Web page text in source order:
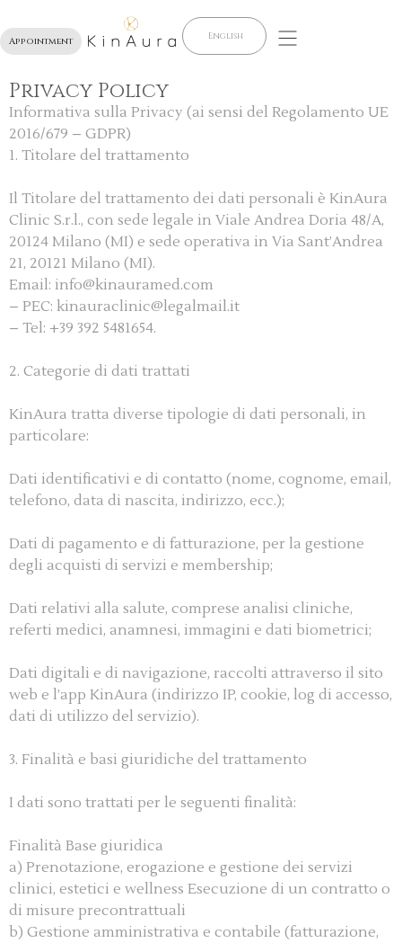
Appointment English
Privacy Policy
Informativa sulla Privacy (ai sensi del Regolamento UE
2016/679 – GDPR)
1. Titolare del trattamento
Il Titolare del trattamento dei dati personali è KinAura
Clinic S.r.l., con sede legale in Viale Andrea Doria 48/A,
20124 Milano (MI) e sede operativa in Via Sant’Andrea
21, 20121 Milano (MI).
Email: info@kinauramed.com
– PEC: kinauraclinic@legalmail.it
– Tel: +39 392 5481654.
2. Categorie di dati trattati
KinAura tratta diverse tipologie di dati personali, in
particolare:
Dati identificativi e di contatto (nome, cognome, email,
telefono, data di nascita, indirizzo, ecc.);
Dati di pagamento e di fatturazione, per la gestione
degli acquisti di servizi e membership;
Dati relativi alla salute, comprese analisi cliniche,
referti medici, anamnesi, immagini e dati biometrici;
Dati digitali e di navigazione, raccolti attraverso il sito
web e l’app KinAura (indirizzo IP, cookie, log di accesso,
dati di utilizzo del servizio).
3. Finalità e basi giuridiche del trattamento
I dati sono trattati per le seguenti finalità:
Finalità Base giuridica
a) Prenotazione, erogazione e gestione dei servizi
clinici, estetici e wellness Esecuzione di un contratto o
di misure precontrattuali
b) Gestione amministrativa e contabile (fatturazione,